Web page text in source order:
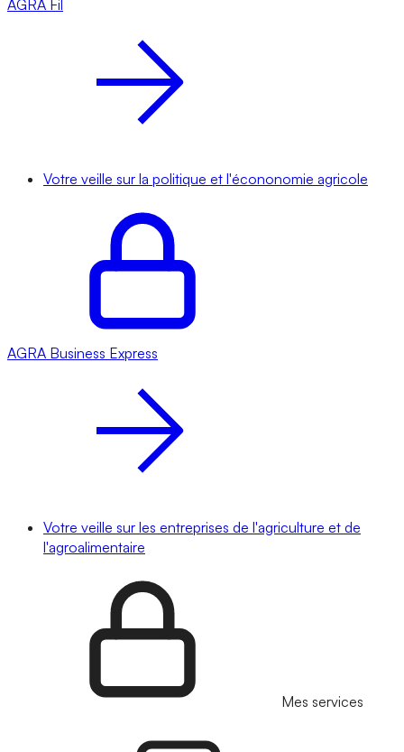
AGRA Fil
Votre veille sur la politique et l'écononomie agricole
AGRA Business Express
Votre veille sur les entreprises de l'agriculture et de
l'agroalimentaire
Mes services